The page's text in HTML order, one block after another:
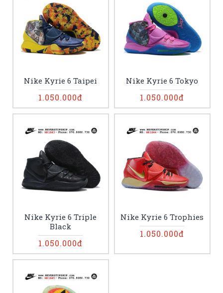
Nike Kyrie 6 Taipei
1.050.000đ
Nike Kyrie 6 Tokyo
1.050.000đ
Nike Kyrie 6 Triple
Black
1.050.000đ
Nike Kyrie 6 Trophies
1.050.000đ